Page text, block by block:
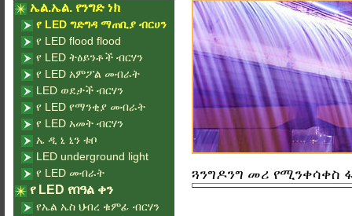
ጓንግዶንግ መሪ የሚንቀሳቀስ
ኤል.ኤል. የንግድ ነክ
የ LED ግድግዳ ማጠቢያ ብርሀን
የ LED flood flood
የ LED ትዕይንቶች ብርሃን
የ LED አምፖል መብራት
LED ወደታች ብርሃን
የ LED የማንቂያ መብራት
የ LED አመት ብርሃን
ኤ ዲ ኒ ኒን ቱቦ
LED underground light
የ LED መብራት
የ LED የበዓል ቀን
የኤል ኤስ ህብረ ቁምፊ ብርሃን